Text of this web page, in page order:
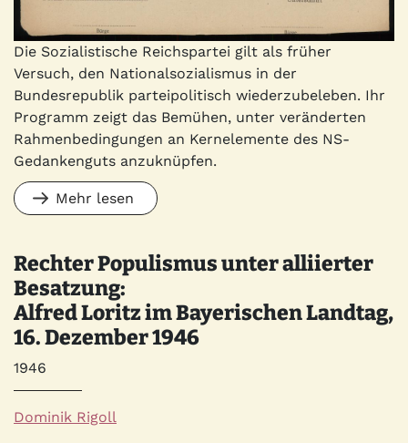
Die Sozialistische Reichspartei gilt als früher
Versuch, den Nationalsozialismus in der
Bundesrepublik parteipolitisch wiederzubeleben. Ihr
Programm zeigt das Bemühen, unter veränderten
Rahmenbedingungen an Kernelemente des NS-
Gedankenguts anzuknüpfen.
Mehr lesen
Rechter Populismus unter alliierter
Besatzung:
Alfred Loritz im Bayerischen Landtag,
16. Dezember 1946
Jahr
1946
Autor*innen
Dominik Rigoll